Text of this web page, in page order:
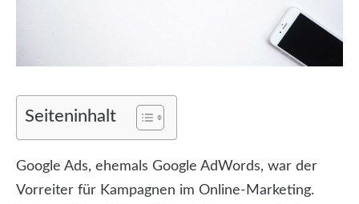
Seiteninhalt
Google Ads, ehemals Google AdWords, war der
Vorreiter für Kampagnen im Online-Marketing.